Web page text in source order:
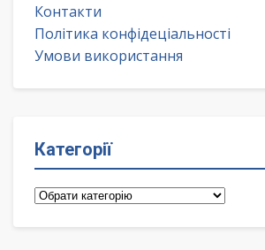
Контакти
Політика конфідеціальності
Умови використання
Категорії
Категорії